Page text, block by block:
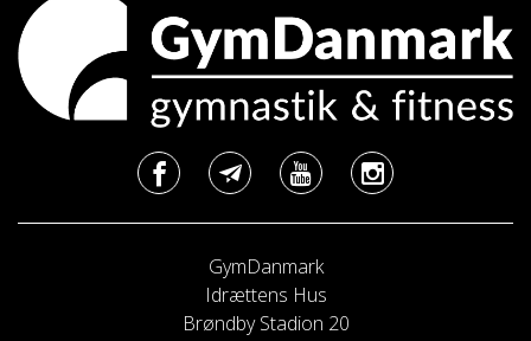
GymDanmark
Idrættens Hus
Brøndby Stadion 20